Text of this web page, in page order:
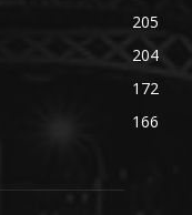
205
204
172
166